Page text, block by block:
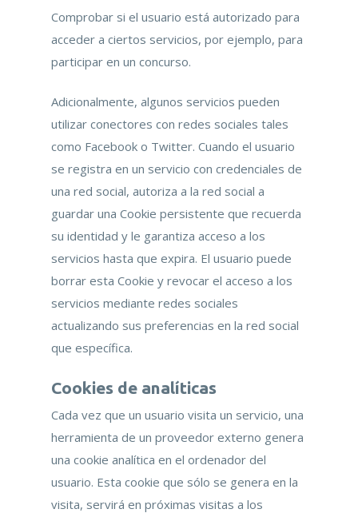
Comprobar si el usuario está autorizado para
acceder a ciertos servicios, por ejemplo, para
participar en un concurso.
Adicionalmente, algunos servicios pueden
utilizar conectores con redes sociales tales
como Facebook o Twitter. Cuando el usuario
se registra en un servicio con credenciales de
una red social, autoriza a la red social a
guardar una Cookie persistente que recuerda
su identidad y le garantiza acceso a los
servicios hasta que expira. El usuario puede
borrar esta Cookie y revocar el acceso a los
servicios mediante redes sociales
actualizando sus preferencias en la red social
que específica.
Cookies de analíticas
Cada vez que un usuario visita un servicio, una
herramienta de un proveedor externo genera
una cookie analítica en el ordenador del
usuario. Esta cookie que sólo se genera en la
visita, servirá en próximas visitas a los